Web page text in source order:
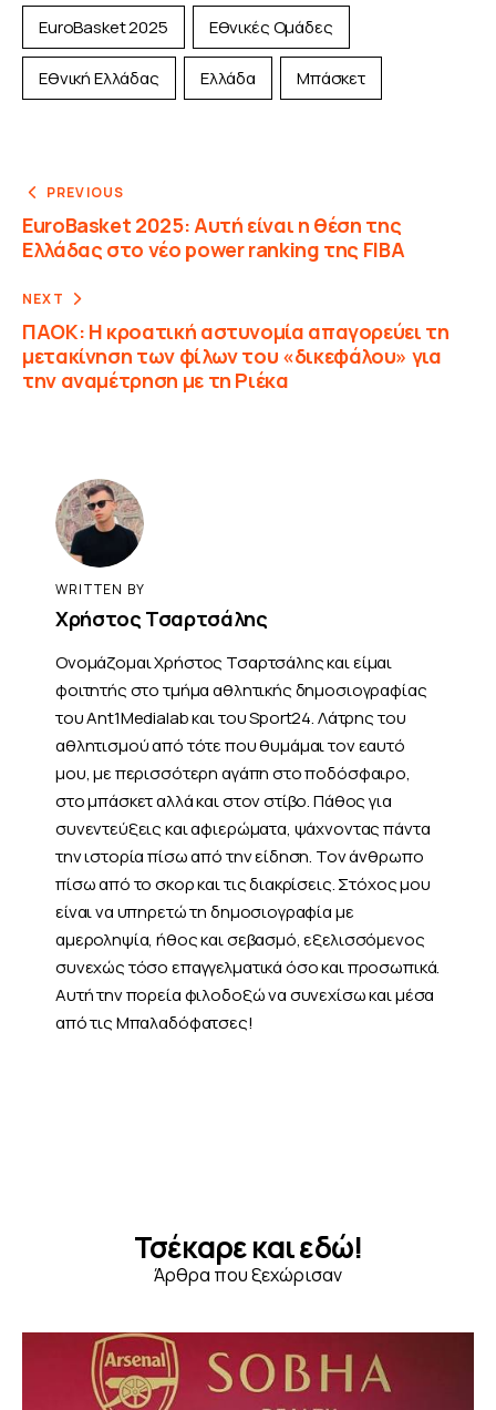
EuroBasket 2025 Εθνικές Ομάδες
Εθνική Ελλάδας Ελλάδα Μπάσκετ
PREVIOUS
EuroBasket 2025: Αυτή είναι η θέση της
Ελλάδας στο νέο power ranking της FIBA
NEXT
ΠΑΟΚ: Η κροατική αστυνομία απαγορεύει τη
μετακίνηση των φίλων του «δικεφάλου» για
την αναμέτρηση με τη Ριέκα
WRITTEN BY
Χρήστος Τσαρτσάλης
Ονομάζομαι Χρήστος Τσαρτσάλης και είμαι
φοιτητής στο τμήμα αθλητικής δημοσιογραφίας
του Ant1Medialab και του Sport24. Λάτρης του
αθλητισμού από τότε που θυμάμαι τον εαυτό
μου, με περισσότερη αγάπη στο ποδόσφαιρο,
στο μπάσκετ αλλά και στον στίβο. Πάθος για
συνεντεύξεις και αφιερώματα, ψάχνοντας πάντα
την ιστορία πίσω από την είδηση. Τον άνθρωπο
πίσω από το σκορ και τις διακρίσεις. Στόχος μου
είναι να υπηρετώ τη δημοσιογραφία με
αμεροληψία, ήθος και σεβασμό, εξελισσόμενος
συνεχώς τόσο επαγγελματικά όσο και προσωπικά.
Αυτή την πορεία φιλοδοξώ να συνεχίσω και μέσα
από τις Μπαλαδόφατσες!
Τσέκαρε και εδώ!
Άρθρα που ξεχώρισαν